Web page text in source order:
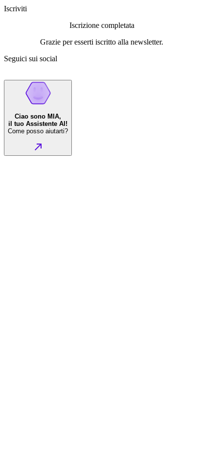
Iscriviti
Iscrizione completata
Grazie per esserti iscritto alla newsletter.
Seguici sui social
Ciao sono MIA,
il tuo Assistente AI!
Come posso aiutarti?